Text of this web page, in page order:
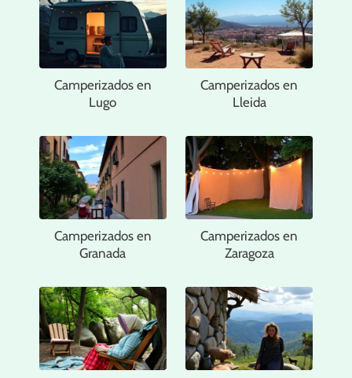
Camperizados en
Lugo
Camperizados en
Lleida
Camperizados en
Granada
Camperizados en
Zaragoza